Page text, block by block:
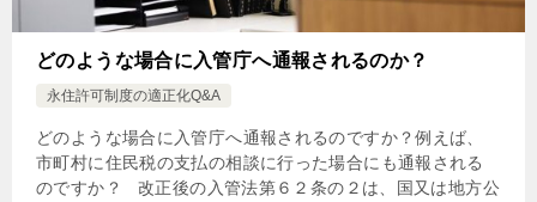
どのような場合に入管庁へ通報されるのか？
永住許可制度の適正化Q&A
どのような場合に入管庁へ通報されるのですか？例えば、
市町村に住民税の支払の相談に行った場合にも通報される
のですか？ 改正後の入管法第６２条の２は、国又は地方公